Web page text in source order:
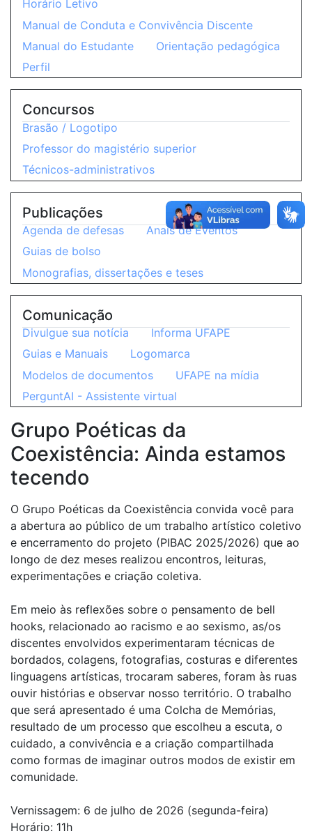
Grupo Poéticas da
Coexistência: Ainda estamos
tecendo
O Grupo Poéticas da Coexistência convida você para
a abertura ao público de um trabalho artístico coletivo
e encerramento do projeto (PIBAC 2025/2026) que ao
longo de dez meses realizou encontros, leituras,
experimentações e criação coletiva.
Em meio às reflexões sobre o pensamento de bell
hooks, relacionado ao racismo e ao sexismo, as/os
discentes envolvidos experimentaram técnicas de
bordados, colagens, fotografias, costuras e diferentes
linguagens artísticas, trocaram saberes, foram às ruas
ouvir histórias e observar nosso território. O trabalho
que será apresentado é uma Colcha de Memórias,
resultado de um processo que escolheu a escuta, o
cuidado, a convivência e a criação compartilhada
como formas de imaginar outros modos de existir em
comunidade.
Vernissagem: 6 de julho de 2026 (segunda-feira)
Horário: 11h
Horário Letivo
Manual de Conduta e Convivência Discente
Manual do Estudante
Orientação pedagógica
Perfil
Concursos
Brasão / Logotipo
Professor do magistério superior
Técnicos-administrativos
Publicações
Agenda de defesas
Anais de Eventos
Guias de bolso
Monografias, dissertações e teses
Comunicação
Divulgue sua notícia
Informa UFAPE
Guias e Manuais
Logomarca
Modelos de documentos
UFAPE na mídia
PerguntAI - Assistente virtual